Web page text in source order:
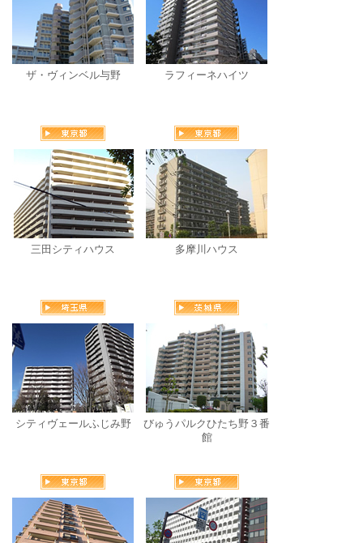
ザ・ヴィンベル与野 ラフィーネハイツ
三田シティハウス 多摩川ハウス
シティヴェールふじみ野
びゅうパルクひたち野３番
館